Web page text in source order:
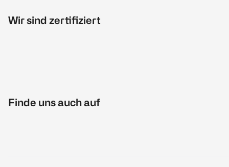
Wir sind zertifiziert
Finde uns auch auf